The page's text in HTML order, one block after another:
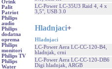
Orink
Palit
Patriot
Philips
audio
Philips
dodatna
oprema
Philips
monitori
Philips TV
Philips
Water
LC-Power LC-35U3 Raid 4, 4 x
3,5", USB 3.0
Hladnjaci+
Hladnjaci
LC-Power Aera LC-CC-120-B4,
hladnjak, crni
LC-Power Aera LC-CC-120-DB6
Digi hladnjak, ARGB